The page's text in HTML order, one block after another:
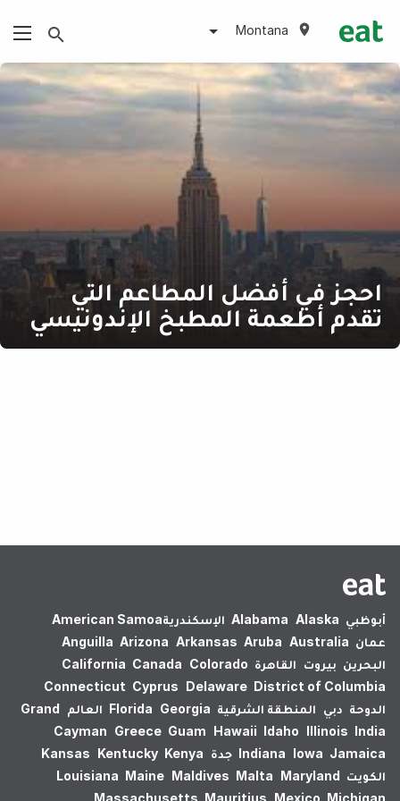
Montana
احجز في أفضل المطاعم التي
تقدم أطعمة المطبخ الإندونيسي
أبوظبي Alabama Alaska الإسكندرية‎American Samoa
عمان
Anguilla Arizona Arkansas Aruba Australia
البحرين بيروت القاهرة California Canada Colorado
Connecticut Cyprus Delaware District of Columbia
الدوحة دبي المنطقة الشرقية Florida Georgia العالم
Grand
Cayman Greece Guam Hawaii Idaho Illinois India
Indiana Iowa Jamaica جدة Kansas Kentucky Kenya
الكويت
Louisiana Maine Maldives Malta Maryland